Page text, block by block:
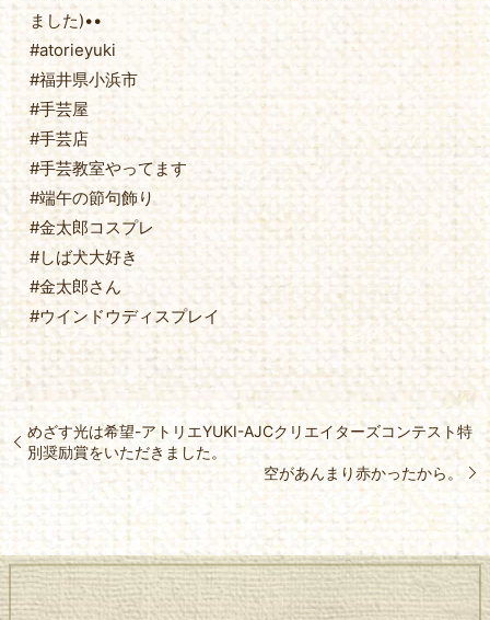
ました)••
#atorieyuki
#福井県小浜市
#手芸屋
#手芸店
#手芸教室やってます
#端午の節句飾り
#金太郎コスプレ
#しば犬大好き
#金太郎さん
#ウインドウディスプレイ
めざす光は希望-アトリエYUKI-AJCクリエイターズコンテスト特
別奨励賞をいただきました。
空があんまり赤かったから。